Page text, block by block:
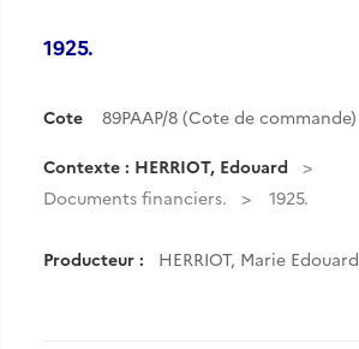
1925.
Cote 89PAAP/8 (Cote de commande)
Contexte : HERRIOT, Edouard
Documents financiers.
1925.
Producteur : HERRIOT, Marie Edouard